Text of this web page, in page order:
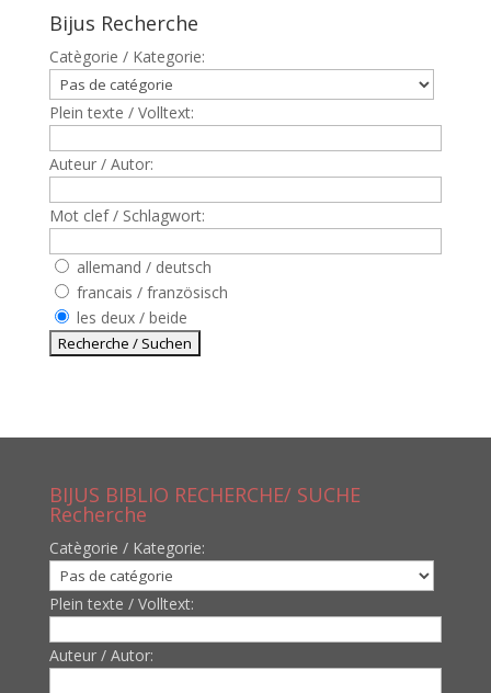
Bijus Recherche
Catègorie / Kategorie:
Plein texte / Volltext:
Auteur / Autor:
Mot clef / Schlagwort:
allemand / deutsch
francais / französisch
les deux / beide
BIJUS BIBLIO RECHERCHE/ SUCHE
Recherche
Catègorie / Kategorie:
Plein texte / Volltext:
Auteur / Autor: